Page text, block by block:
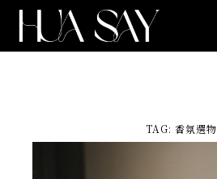
TAG: 香氛選物